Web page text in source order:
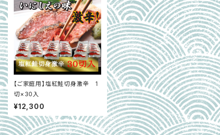
【ご家庭用】塩紅鮭切身激辛 1
切×30入
¥12,300